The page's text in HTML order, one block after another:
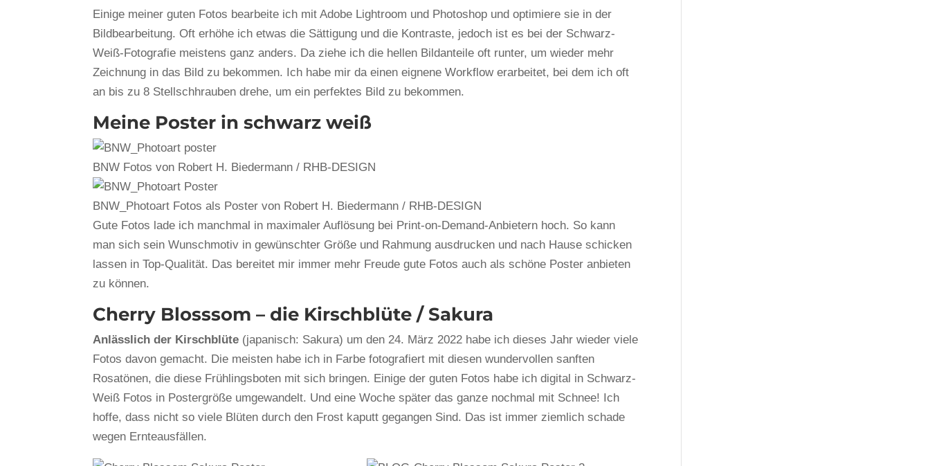
Einige meiner guten Fotos bearbeite ich mit Adobe Lightroom und Photoshop und optimiere sie in der
Bildbearbeitung. Oft erhöhe ich etwas die Sättigung und die Kontraste, jedoch ist es bei der Schwarz-
Weiß-Fotografie meistens ganz anders. Da ziehe ich die hellen Bildanteile oft runter, um wieder mehr
Zeichnung in das Bild zu bekommen. Ich habe mir da einen eignene Workflow erarbeitet, bei dem ich oft
an bis zu 8 Stellschhrauben drehe, um ein perfektes Bild zu bekommen.
Meine Poster in schwarz weiß
BNW Fotos von Robert H. Biedermann / RHB-DESIGN
BNW_Photoart Fotos als Poster von Robert H. Biedermann / RHB-DESIGN
Gute Fotos lade ich manchmal in maximaler Auflösung bei Print-on-Demand-Anbietern hoch. So kann
man sich sein Wunschmotiv in gewünschter Größe und Rahmung ausdrucken und nach Hause schicken
lassen in Top-Qualität. Das bereitet mir immer mehr Freude gute Fotos auch als schöne Poster anbieten
zu können.
Cherry Blosssom – die Kirschblüte / Sakura
Anlässlich der Kirschblüte (japanisch: Sakura) um den 24. März 2022 habe ich dieses Jahr wieder viele
Fotos davon gemacht. Die meisten habe ich in Farbe fotografiert mit diesen wundervollen sanften
Rosatönen, die diese Frühlingsboten mit sich bringen. Einige der guten Fotos habe ich digital in Schwarz-
Weiß Fotos in Postergröße umgewandelt. Und eine Woche später das ganze nochmal mit Schnee! Ich
hoffe, dass nicht so viele Blüten durch den Frost kaputt gegangen Sind. Das ist immer ziemlich schade
wegen Ernteausfällen.